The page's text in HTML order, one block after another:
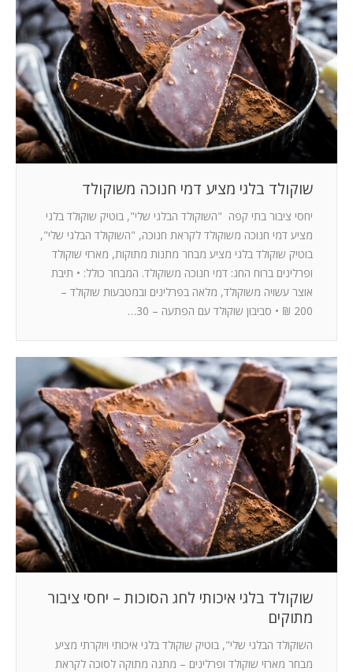
שוקולד בלגי מציע דמי חנוכה משוקולד
יחסי ציבור בתי קפה "השוקולד הבלגי שלי", בוטיק שוקולד בלגי
מציע דמי חנוכה משוקולד לקראת חנוכה, "השוקולד הבלגי שלי",
בוטיק שוקולד בלגי מציע מבחר מתנות מתוקות, מארזי שוקולד
ופרלינים ברוח החג: דמי חנוכה משוקולד. המבחר כולל: • תיבת
אוצר עשויה משוקולד, מלאה בפרלינים ובמטבעות שוקולד –
200 ₪ • סביבון שוקולד עם הפתעה – 30…
שוקולד בלגי איכותי לחג הסוכות – יחסי ציבור
מתוקים
השוקולד הבלגי שלי", בוטיק שוקולד בלגי איכותי ויוקרתי מציע
מבחר מארזי שוקולד ופרלינים – מתנה מתוקה לסוכה לקראת